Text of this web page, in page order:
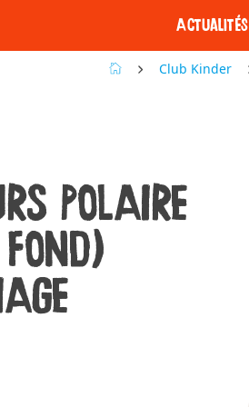
Actualités
Club Kinder
POLAIRE